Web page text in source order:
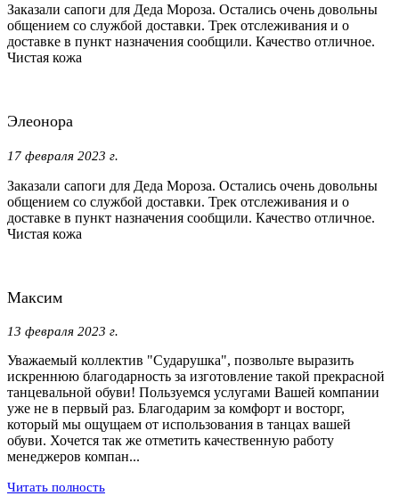
Заказали сапоги для Деда Мороза. Остались очень довольны
общением со службой доставки. Трек отслеживания и о
доставке в пункт назначения сообщили. Качество отличное.
Чистая кожа
Элеонора
17 февраля 2023 г.
Заказали сапоги для Деда Мороза. Остались очень довольны
общением со службой доставки. Трек отслеживания и о
доставке в пункт назначения сообщили. Качество отличное.
Чистая кожа
Максим
13 февраля 2023 г.
Уважаемый коллектив "Сударушка", позвольте выразить
искреннюю благодарность за изготовление такой прекрасной
танцевальной обуви! Пользуемся услугами Вашей компании
уже не в первый раз. Благодарим за комфорт и восторг,
который мы ощущаем от использования в танцах вашей
обуви. Хочется так же отметить качественную работу
менеджеров компан...
Читать полность